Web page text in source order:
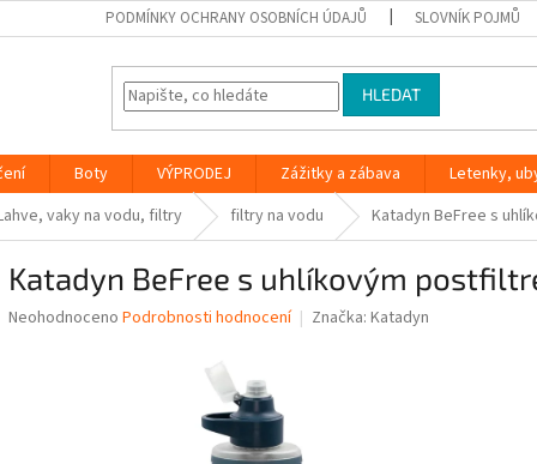
PODMÍNKY OCHRANY OSOBNÍCH ÚDAJŮ SLOVNÍK POJMŮ
HLEDAT
Boty VÝPRODEJ Zážitky a zábava Letenky,
vaky na vodu, filtry filtry na vodu Katadyn BeFree s
Katadyn BeFree s uhlíkovým
Průměrné
Neohodnoceno Podrobnosti hodnocení Značka: Katadyn